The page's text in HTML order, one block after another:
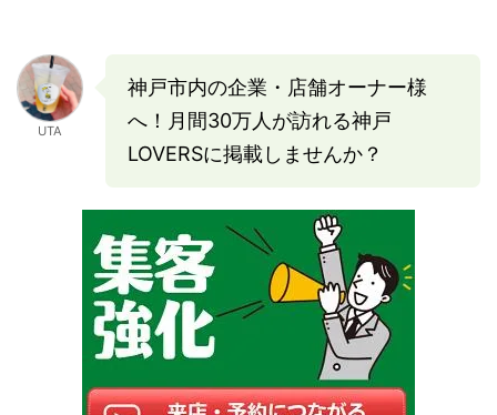
UTA
神戸市内の企業・店舗オーナー様
へ！月間30万人が訪れる神戸
LOVERSに掲載しませんか？